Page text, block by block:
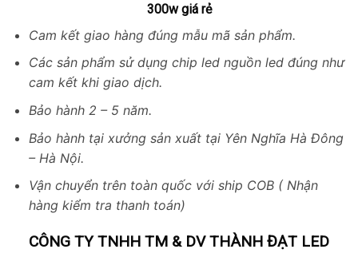
300w giá rẻ
Cam kết giao hàng đúng mẫu mã sản phẩm.
Các sản phẩm sử dụng chip led nguồn led đúng như
cam kết khi giao dịch.
Bảo hành 2 – 5 năm.
Bảo hành tại xưởng sản xuất tại Yên Nghĩa Hà Đông
– Hà Nội.
Vận chuyển trên toàn quốc với ship COB ( Nhận
hàng kiểm tra thanh toán)
CÔNG TY TNHH TM & DV THÀNH ĐẠT LED